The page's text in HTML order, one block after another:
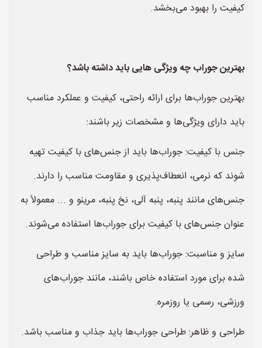
کیفیت را بهبود می‌بخشد.
بهترین جوراب چه ویژگی هایی باید داشته باشد؟
بهترین جوراب‌ها برای ارائه راحتی، کیفیت و عملکرد مناسب
باید دارای ویژگی‌ها و مشخصات زیر باشند:
جنس با کیفیت: جوراب‌ها باید از جنس‌های با کیفیت تهیه
شوند که نرمی، انعطاف‌پذیری و مقاومت مناسب را دارند.
جنس‌های مانند پنبه، پنبه آلی، نخ پنبه، مرینو و ... معمولاً به
عنوان جنس‌های با کیفیت برای جوراب‌ها استفاده می‌شوند.
سایز و مناسبت: جوراب‌ها باید به سایز مناسب و طراحی
شده برای مورد استفاده خاص باشند، مانند جوراب‌های
ورزشی، رسمی یا روزمره.
طراحی و ظاهر: طراحی جوراب‌ها باید جذاب و مناسب باشد.